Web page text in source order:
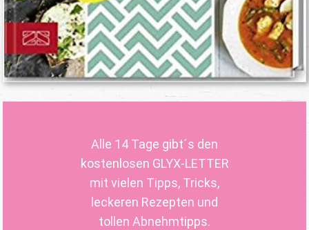
Alle 14 Tage gibt´s den
kostenlosen GLYX-LETTER
mit vielen Tipps, Tricks,
leckeren Rezepten und
tollen Abnehmtipps.